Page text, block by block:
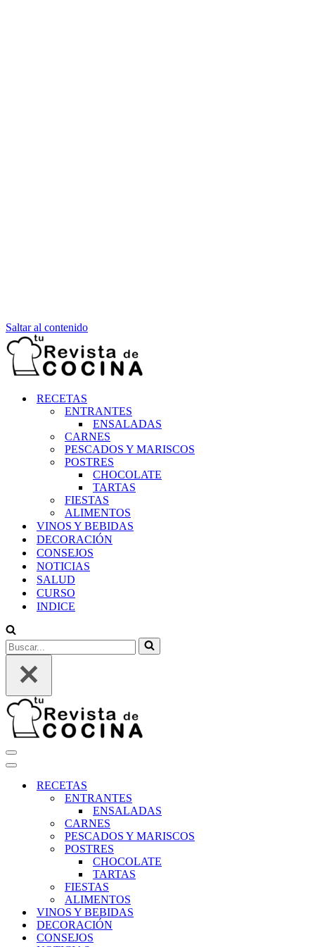
Saltar al contenido
RECETAS
ENTRANTES
ENSALADAS
CARNES
PESCADOS Y MARISCOS
POSTRES
CHOCOLATE
TARTAS
FIESTAS
ALIMENTOS
VINOS Y BEBIDAS
DECORACIÓN
CONSEJOS
NOTICIAS
SALUD
CURSO
INDICE
Buscar...
Menú
de
Menú
navegaciónRECETAS
ENTRANTES
ENSALADAS
CARNES
PESCADOS Y MARISCOS
POSTRES
CHOCOLATE
TARTAS
FIESTAS
ALIMENTOS
VINOS Y BEBIDAS
DECORACIÓN
CONSEJOS